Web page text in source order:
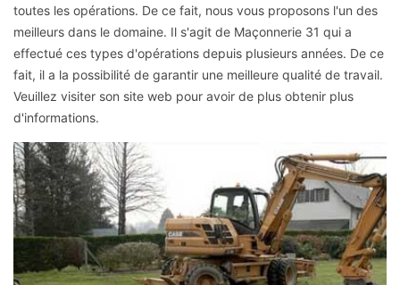
toutes les opérations. De ce fait, nous vous proposons l'un des
meilleurs dans le domaine. Il s'agit de Maçonnerie 31 qui a
effectué ces types d'opérations depuis plusieurs années. De ce
fait, il a la possibilité de garantir une meilleure qualité de travail.
Veuillez visiter son site web pour avoir de plus obtenir plus
d'informations.